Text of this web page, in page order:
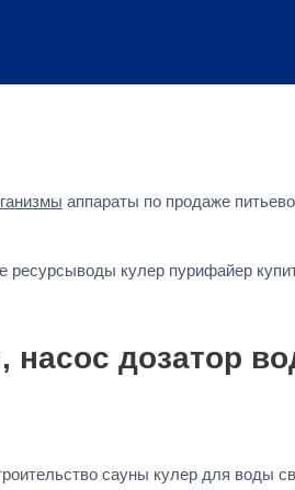
аппараты по продаже
кулер пурифайер
насос дозатор
сауны кулер для воды